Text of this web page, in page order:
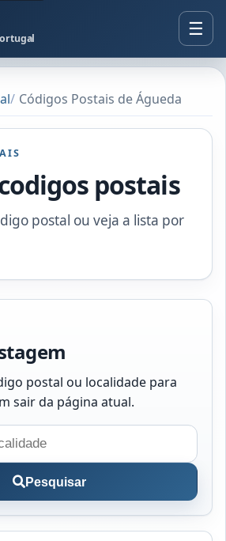
Códigos Postais de Águeda
postais
postal ou veja a lista por
postal ou localidade para
sair da página atual.
Pesquisar